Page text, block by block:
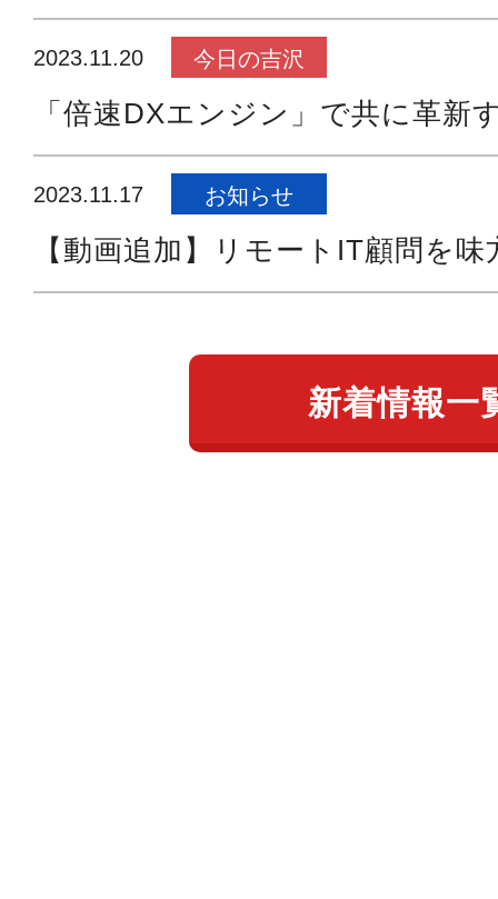
2023.11.20 今日の吉沢
「倍速DXエンジン」で共に革新
2023.11.17 お知らせ
【動画追加】リモートIT顧問を
新着情報一